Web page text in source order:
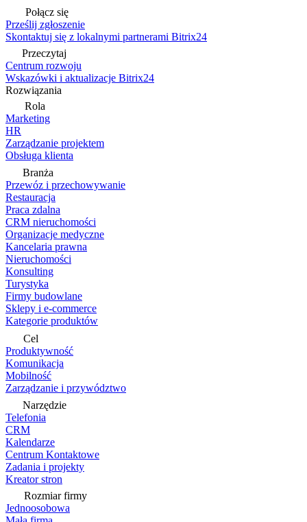
Połącz się
Prześlij zgłoszenie
Skontaktuj się z lokalnymi partnerami Bitrix24
Przeczytaj
Centrum rozwoju
Wskazówki i aktualizacje Bitrix24
Rozwiązania
Rola
Marketing
HR
Zarządzanie projektem
Obsługa klienta
Branża
Przewóz i przechowywanie
Restauracja
Praca zdalna
CRM nieruchomości
Organizacje medyczne
Kancelaria prawna
Nieruchomości
Konsulting
Turystyka
Firmy budowlane
Sklepy i e-commerce
Kategorie produktów
Cel
Produktywność
Komunikacja
Mobilność
Zarządzanie i przywództwo
Narzędzie
Telefonia
CRM
Kalendarze
Centrum Kontaktowe
Zadania i projekty
Kreator stron
Rozmiar firmy
Jednoosobowa